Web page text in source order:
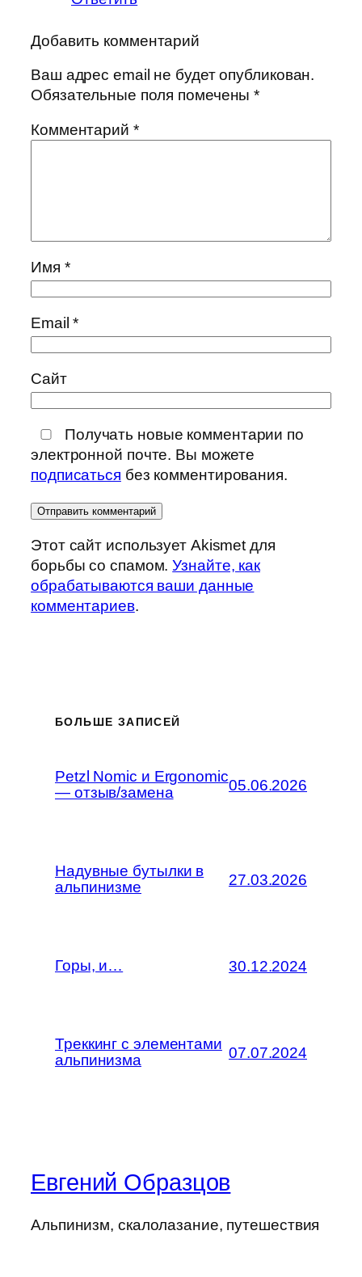
Добавить комментарий
Ваш адрес email не будет опубликован.
Обязательные поля помечены*
Комментарий *
Имя *
Email*
Сайт
Получать новые комментарии по
электронной почте. Вы можете
подписаться без комментирования.
Этот сайт использует Akismet для
борьбы со спамом.Узнайте, как
обрабатываются ваши данные
комментариев.
БОЛЬШЕ ЗАПИСЕЙ
Petzl Nomic и Ergonomic
— отзыв/замена
05.06.2026
Надувные бутылки в
альпинизме
27.03.2026
Горы, и… 30.12.2024
Треккинг с элементами
альпинизма
07.07.2024
Евгений Образцов
Альпинизм, скалолазание, путешествия